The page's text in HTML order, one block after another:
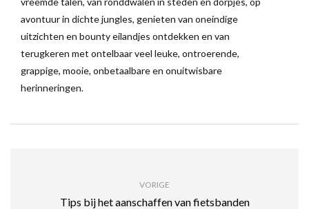
avontuur in dichte jungles, genieten van oneindige
uitzichten en bounty eilandjes ontdekken en van
terugkeren met ontelbaar veel leuke, ontroerende,
grappige, mooie, onbetaalbare en onuitwisbare
herinneringen.
VORIGE
Tips bij het aanschaffen van fietsbanden